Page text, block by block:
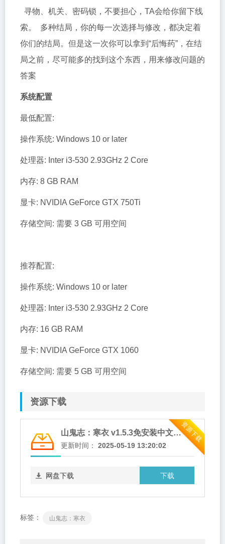
寻物、机关、密码锁，不要担心，TA会给你留下线
索。 多种结局，你的每一次选择与修改，都决定着
你们的结局。但是这一次你可以拿到“后悔药”，在结
局之前，尽可能多的找到这个东西，用来修改问题的
答案
系统配置
最低配置:
操作系统: Windows 10 or later
处理器: Inter i3-530 2.93GHz 2 Core
内存: 8 GB RAM
显卡: NVIDIA GeForce GTX 750Ti
存储空间: 需要 3 GB 可用空间
推荐配置:
操作系统: Windows 10 or later
处理器: Inter i3-530 2.93GHz 2 Core
内存: 16 GB RAM
显卡: NVIDIA GeForce GTX 1060
存储空间: 需要 5 GB 可用空间
资源下载
资源下载
山鬼志：寒衣 v1.5.3免安装中文版 夸克网盘下载
更新时间： 2025-05-19 13:20:02
下载
网盘下载
标签： 山鬼志：寒衣